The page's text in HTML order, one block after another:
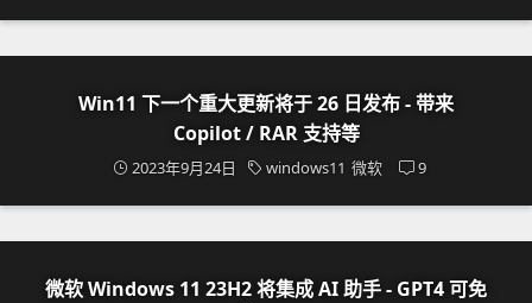
Win11 下一个重大更新将于 26 日发布 - 带来
Copilot / RAR 支持等
2023年9月24日 windows11 微软 9
微软 Windows 11 23H2 将集成 AI 助手 - GPT4 可免